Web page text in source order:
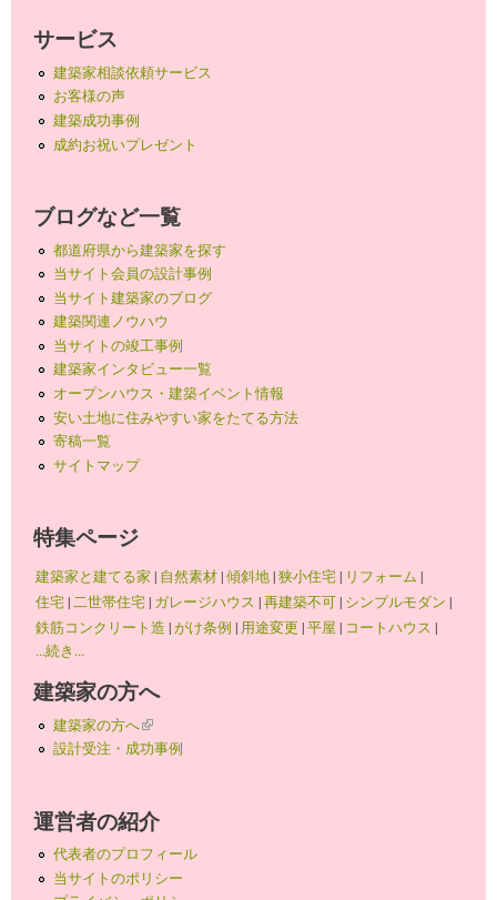
サービス
建築家相談依頼サービス
お客様の声
建築成功事例
成約お祝いプレゼント
ブログなど一覧
都道府県から建築家を探す
当サイト会員の設計事例
当サイト建築家のブログ
建築関連ノウハウ
当サイトの竣工事例
建築家インタビュー一覧
オープンハウス・建築イベント情報
安い土地に住みやすい家をたてる方法
寄稿一覧
サイトマップ
特集ページ
建築家と建てる家 | 自然素材|傾斜地|狭小住宅| リフォーム |
住宅|二世帯住宅| ガレージハウス |再建築不可| シンプルモダン |
鉄筋コンクリート造 |がけ条例 | 用途変更 |平屋 | コートハウス |
...続き...
建築家の方へ
建築家の方へ(link is external)
設計受注・成功事例
運営者の紹介
代表者のプロフィール
当サイトのポリシー